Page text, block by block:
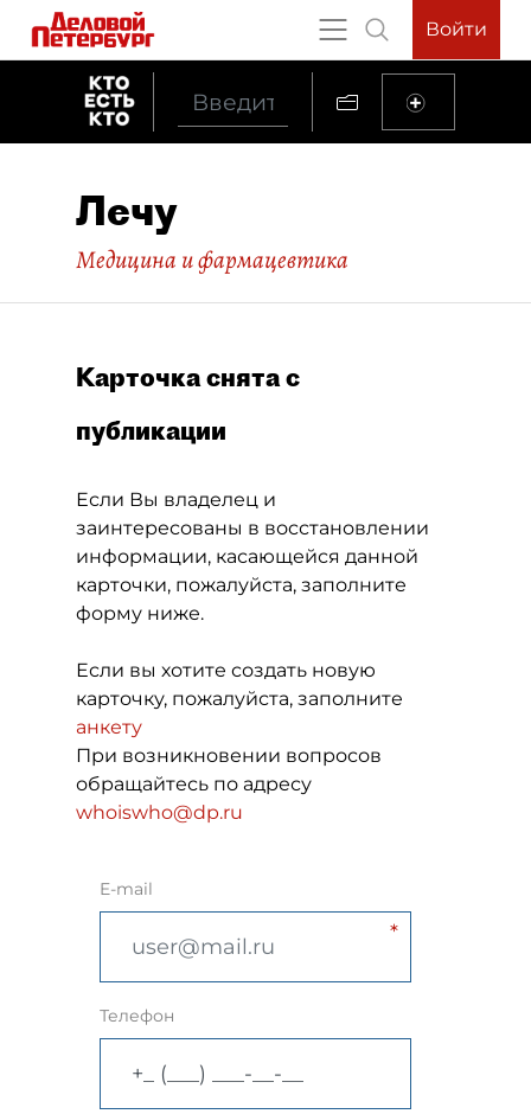
Войти
Лечу
Медицина и фармацевтика
Карточка снята с
публикации
Если Вы владелец и
заинтересованы в восстановлении
информации, касающейся данной
карточки, пожалуйста, заполните
форму ниже.
Если вы хотите создать новую
карточку, пожалуйста, заполните
анкету
При возникновении вопросов
обращайтесь по адресу
whoiswho@dp.ru
E-mail
Телефон